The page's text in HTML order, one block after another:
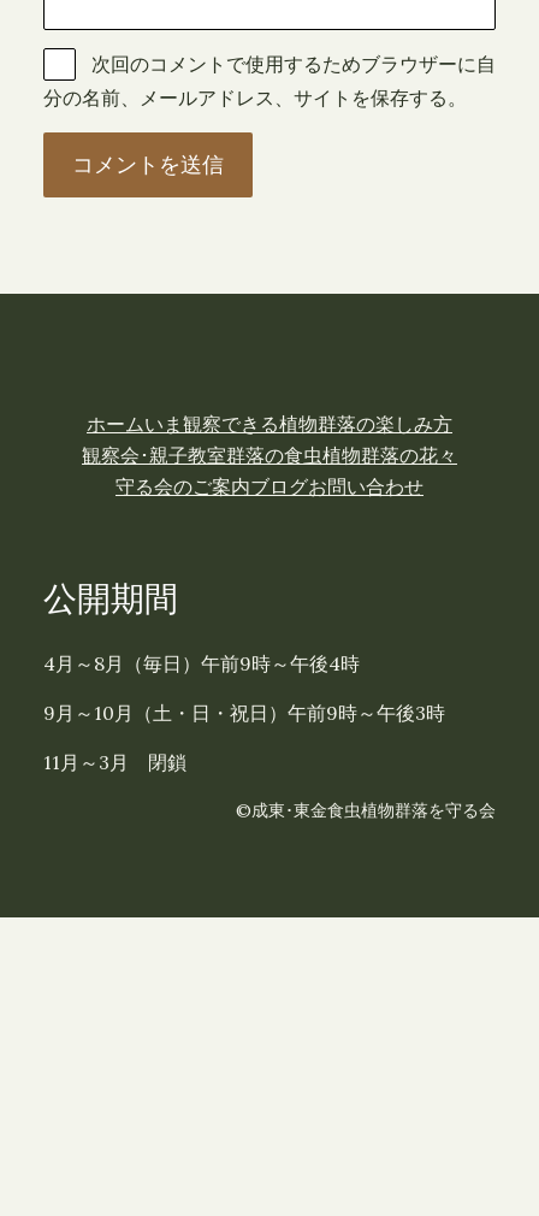
次回のコメントで使用するためブラウザーに自
分の名前、メールアドレス、サイトを保存する。
ホームいま観察できる植物群落の楽しみ方
観察会･親子教室群落の食虫植物群落の花々
守る会のご案内ブログお問い合わせ
公開期間
4月～8月（毎日）午前9時～午後4時
9月～10月（土・日・祝日）午前9時～午後3時
11月～3月 閉鎖
©成東･東金食虫植物群落を守る会